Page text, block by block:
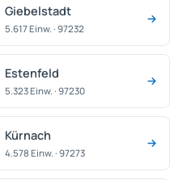
Giebelstadt
5.617 Einw. · 97232
Estenfeld
5.323 Einw. · 97230
Kürnach
4.578 Einw. · 97273